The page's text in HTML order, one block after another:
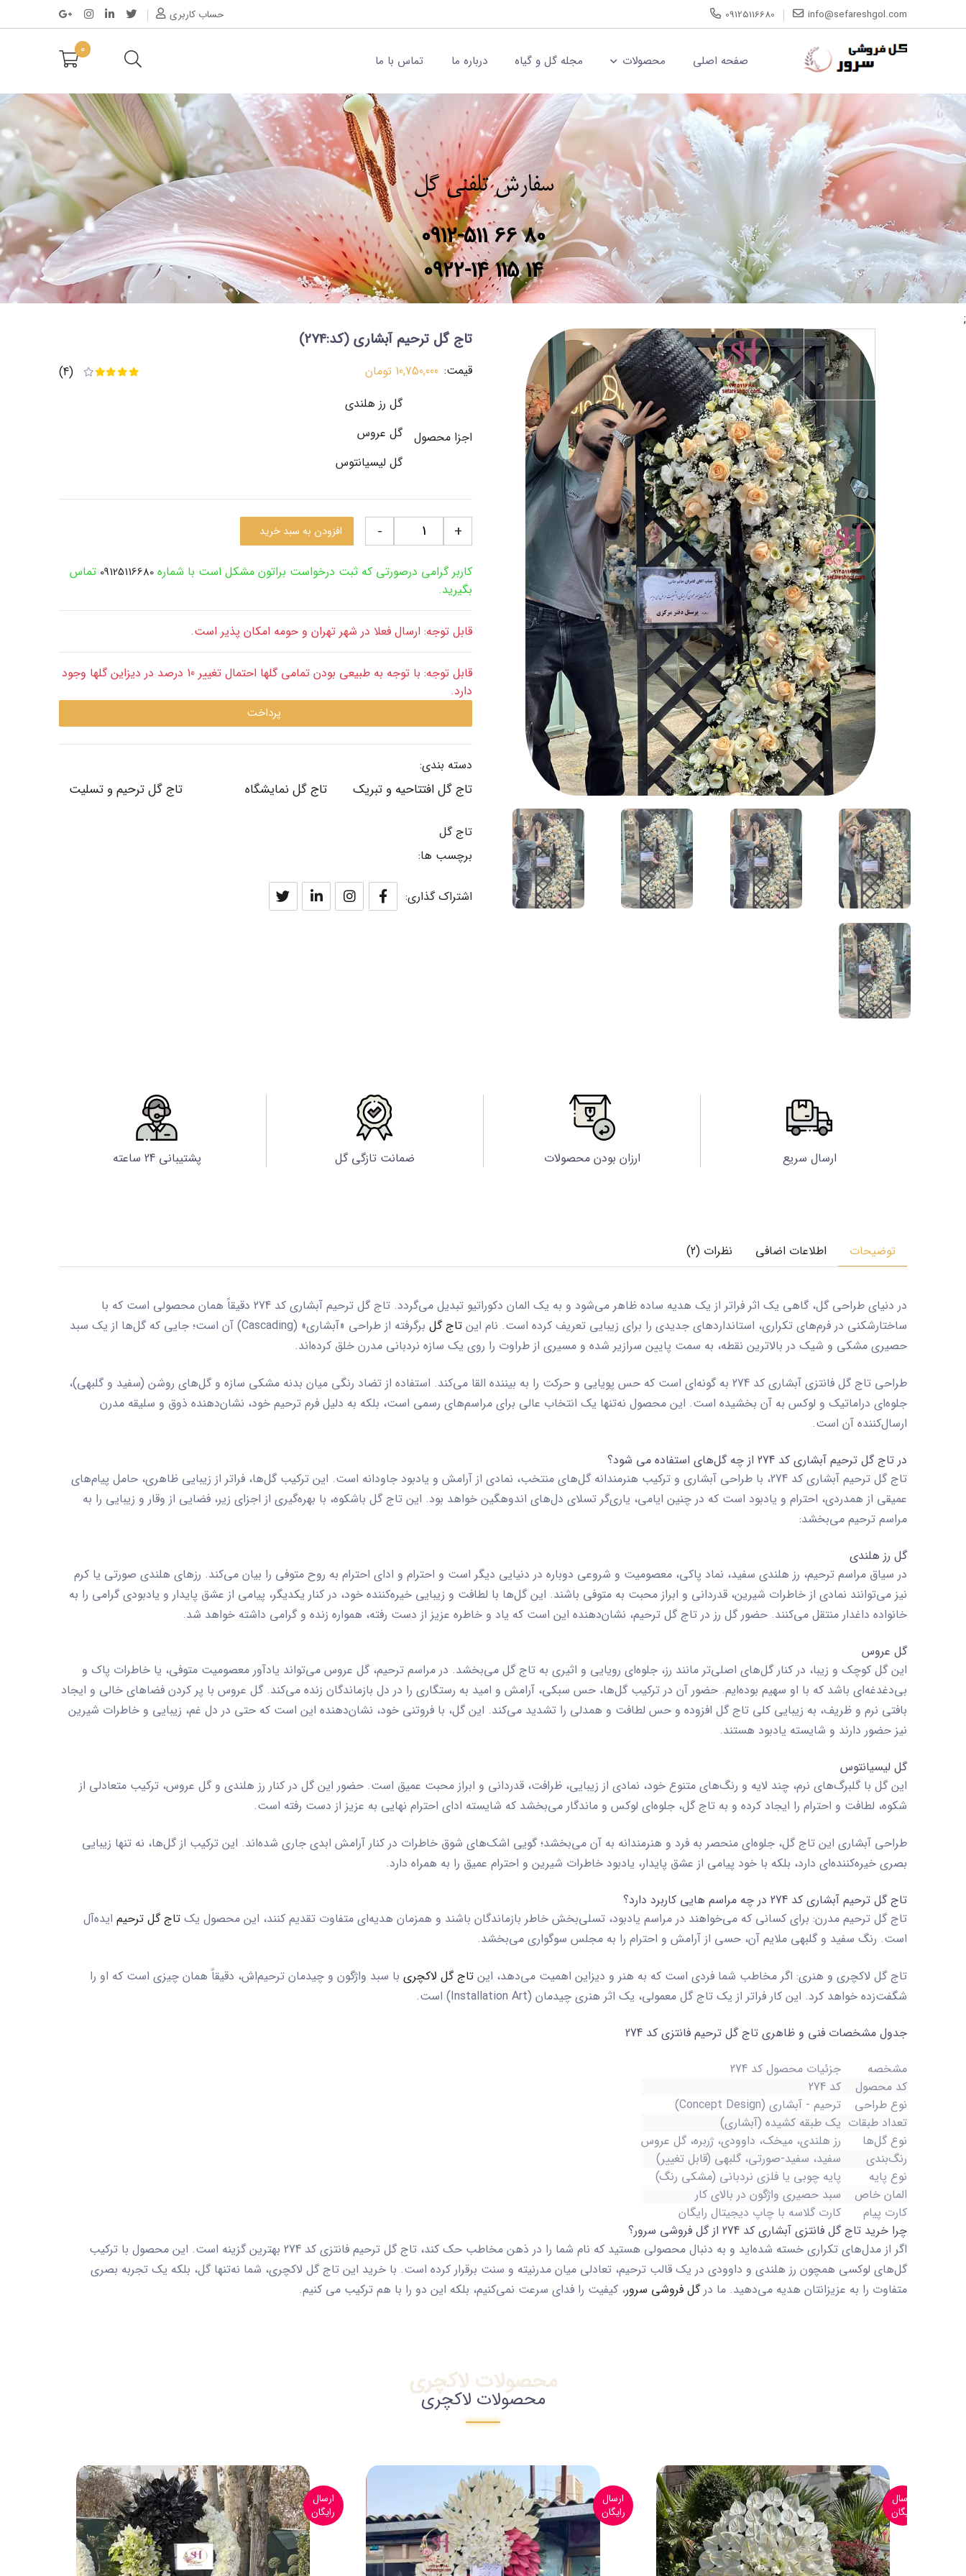
info@sefareshgol.com
09125116680 حساب کاربری
صفحه اصلی محصولات مجله گل و گیاه درباره ما تماس با ما
0
سفارش تلفنی گل
0912-511 66 80
0922-14 115 14
;
تاج گل ترحیم آبشاری (کد:274)
قیمت: 10,750,000 تومان (4)
اجزا محصول
گل رز هلندی
گل عروس
گل لیسیانتوس
+
- افزودن به سبد خرید
کاربر گرامی درصورتی که ثبت درخواست براتون مشکل است با شماره 09125116680 تماس
بگیرید.
قابل توجه: ارسال فعلا در شهر تهران و حومه امکان پذیر است.
قابل توجه: با توجه به طبیعی بودن تمامی گلها احتمال تغییر 10 درصد در دیزاین گلها وجود
دارد.
پرداخت
دسته بندی:
تاج گل افتتاحیه و تبریک تاج گل نمایشگاه تاج گل ترحیم و تسلیت
تاج گل
برچسب ها:
اشتراک گذاری:
ارسال سریع ارزان بودن محصولات ضمانت تازگی گل پشتیبانی 24 ساعته
توضیحات اطلاعات اضافی نظرات (2)
در دنیای طراحی گل، گاهی یک اثر فراتر از یک هدیه ساده ظاهر می‌شود و به یک المان دکوراتیو تبدیل می‌گردد.تاج گل ترحیم آبشاری کد 274
دقیقاً همان محصولی است که با
ساختارشکنی در فرم‌های تکراری، استانداردهای جدیدی را برای زیبایی تعریف کرده است. نام اینتاج گل
برگرفته از طراحی «آبشاری» (Cascading) آن است؛ جایی که گل‌ها از یک سبد
حصیری مشکی و شیک در بالاترین نقطه، به سمت پایین سرازیر شده و مسیری از طراوت را روی یک سازه نردبانی مدرن خلق کرده‌اند.
طراحیتاج گل فانتزی آبشاری کد 274
به گونه‌ای است که حس پویایی و حرکت را به بیننده القا می‌کند. استفاده از تضاد رنگی میان بدنه مشکی سازه و گل‌های روشن (سفید و گلبهی)،
جلوه‌ای دراماتیک و لوکس به آن بخشیده است. این محصول نه‌تنها یک انتخاب عالی برای مراسم‌های رسمی است، بلکه به دلیل فرم ترحیم خود، نشان‌دهنده ذوق و سلیقه مدرن
ارسال‌کننده آن است.
در تاج گل ترحیم آبشاری کد 274 از چه گل‌های استفاده می شود؟
تاج گل ترحیم آبشاری کد 274، با طراحی آبشاری و ترکیب هنرمندانه گل‌های منتخب، نمادی از آرامش و یادبود جاودانه است. این ترکیب گل‌ها، فراتر از زیبایی ظاهری، حامل پیام‌های
عمیقی از همدردی، احترام و یادبود است که در چنین ایامی، یاری‌گر تسلای دل‌های اندوهگین خواهد بود. این تاج گل باشکوه، با بهره‌گیری از اجزای زیر، فضایی از وقار و زیبایی را به
مراسم ترحیم می‌بخشد:
گل رز هلندی
در سیاق مراسم ترحیم، رز هلندی سفید، نماد پاکی، معصومیت و شروعی دوباره در دنیایی دیگر است و احترام و ادای احترام به روح متوفی را بیان می‌کند. رزهای هلندی صورتی یا کرم
نیز می‌توانند نمادی از خاطرات شیرین، قدردانی و ابراز محبت به متوفی باشند. این گل‌ها با لطافت و زیبایی خیره‌کننده خود، در کنار یکدیگر، پیامی از عشق پایدار و یادبودی گرامی را به
خانواده داغدار منتقل می‌کنند. حضور گل رز در تاج گل ترحیم، نشان‌دهنده این است که یاد و خاطره عزیز از دست رفته، همواره زنده و گرامی داشته خواهد شد.
گل عروس
این گل کوچک و زیبا، در کنار گل‌های اصلی‌تر مانند رز، جلوه‌ای رویایی و اثیری به تاج گل می‌بخشد. در مراسم ترحیم، گل عروس می‌تواند یادآور معصومیت متوفی، یا خاطرات پاک و
بی‌دغدغه‌ای باشد که با او سهیم بوده‌ایم. حضور آن در ترکیب گل‌ها، حس سبکی، آرامش و امید به رستگاری را در دل بازماندگان زنده می‌کند. گل عروس با پر کردن فضاهای خالی و ایجاد
بافتی نرم و ظریف، به زیبایی کلی تاج گل افزوده و حس لطافت و همدلی را تشدید می‌کند. این گل، با فروتنی خود، نشان‌دهنده این است که حتی در دل غم، زیبایی و خاطرات شیرین
نیز حضور دارند و شایسته یادبود هستند.
گل لیسیانتوس
این گل با گلبرگ‌های نرم، چند لایه و رنگ‌های متنوع خود، نمادی از زیبایی، ظرافت، قدردانی و ابراز محبت عمیق است. حضور این گل در کنار رز هلندی و گل عروس، ترکیب متعادلی از
شکوه، لطافت و احترام را ایجاد کرده و به تاج گل، جلوه‌ای لوکس و ماندگار می‌بخشد که شایسته ادای احترام نهایی به عزیز از دست رفته است.
طراحی آبشاری این تاج گل، جلوه‌ای منحصر به فرد و هنرمندانه به آن می‌بخشد؛ گویی اشک‌های شوق خاطرات در کنار آرامش ابدی جاری شده‌اند. این ترکیب از گل‌ها، نه تنها زیبایی
بصری خیره‌کننده‌ای دارد، بلکه با خود پیامی از عشق پایدار، یادبود خاطرات شیرین و احترام عمیق را به همراه دارد.
تاج گل ترحیم آبشاری کد 274 در چه مراسم هایی کاربرد دارد؟
تاج گل ترحیم مدرن: برای کسانی که می‌خواهند در مراسم یادبود، تسلی‌بخش خاطر بازماندگان باشند و همزمان هدیه‌ای متفاوت تقدیم کنند، این محصول یکتاج گل ترحیم ایده‌آل
است. رنگ سفید و گلبهی ملایم آن، حسی از آرامش و احترام را به مجلس سوگواری می‌بخشد.
تاج گل لاکچری و هنری: اگر مخاطب شما فردی است که به هنر و دیزاین اهمیت می‌دهد، اینتاج گل لاکچری با سبد واژگون و چیدمان ترحیم‌اش، دقیقاً همان چیزی است که او را
شگفت‌زده خواهد کرد. این کار فراتر از یک تاج گل معمولی، یک اثر هنری چیدمان (Installation Art) است.
جدول مشخصات فنی و ظاهری تاج گل ترحیم فانتزی کد 274
مشخصه
جزئیات محصول کد 274
کد محصول
کد 274
نوع طراحی
ترحیم - آبشاری (Concept Design)
تعداد طبقات یک طبقه کشیده (آبشاری)
نوع گل‌ها
رز هلندی، میخک، داوودی، ژربره، گل عروس
رنگ‌بندی
سفید، سفید-صورتی، گلبهی (قابل تغییر)
نوع پایه
پایه چوبی یا فلزی نردبانی (مشکی رنگ)
المان خاص
سبد حصیری واژگون در بالای کار
کارت پیام
کارت گلاسه با چاپ دیجیتال رایگان
چرا خرید تاج گل فانتزی آبشاری کد 274 از گل فروشی سرور؟
اگر از مدل‌های تکراری خسته شده‌اید و به دنبال محصولی هستید که نام شما را در ذهن مخاطب حک کند،تاج گل ترحیم فانتزیکد 274
بهترین گزینه است. این محصول با ترکیب
گل‌های لوکسی همچون رز هلندی و داوودی در یک قالب ترحیم، تعادلی میان مدرنیته و سنت برقرار کرده است. با خرید اینتاج گل لاکچری، شما نه‌تنها گل، بلکه یک تجربه بصری
متفاوت را به عزیزانتان هدیه می‌دهید. ما درگل فروشی سرور، کیفیت را فدای سرعت نمی‌کنیم، بلکه این دو را با هم ترکیب می کنیم.
محصولات لاکچری
محصولات لاکچری
ارسال
رایگان
ارسال
رایگان
ارسال
رایگان